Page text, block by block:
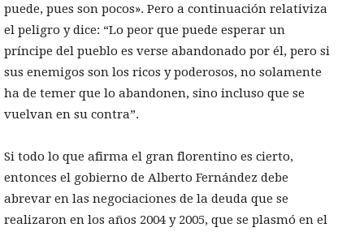
puede, pues son pocos». Pero a continuación relativiza
el peligro y dice: “Lo peor que puede esperar un
príncipe del pueblo es verse abandonado por él, pero si
sus enemigos son los ricos y poderosos, no solamente
ha de temer que lo abandonen, sino incluso que se
vuelvan en su contra”.
Si todo lo que afirma el gran florentino es cierto,
entonces el gobierno de Alberto Fernández debe
abrevar en las negociaciones de la deuda que se
realizaron en los años 2004 y 2005, que se plasmó en el